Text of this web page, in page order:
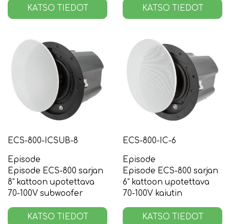
KATSO TIEDOT KATSO TIEDOT
ECS-800-ICSUB-8
Episode
Episode ECS-800 sarjan
8” kattoon upotettava
70-100V subwoofer
KATSO TIEDOT
ECS-800-IC-6
Episode
Episode ECS-800 sarjan
6” kattoon upotettava
70-100V kaiutin
KATSO TIEDOT